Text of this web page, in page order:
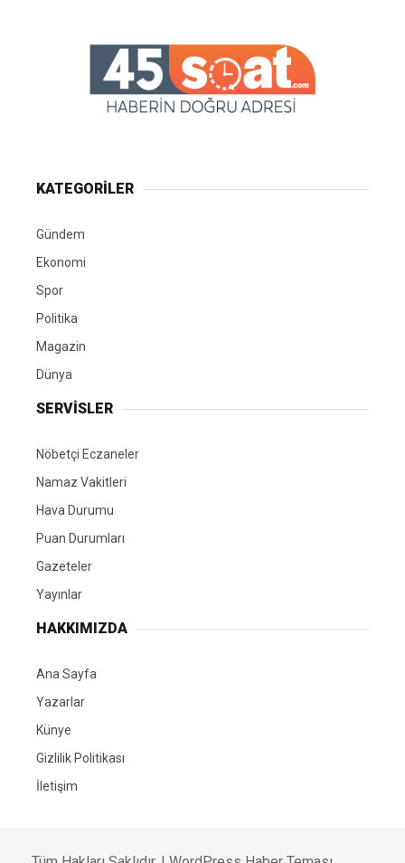
KATEGORİLER
Gündem
Ekonomi
Spor
Politika
Magazin
Dünya
SERVİSLER
Nöbetçi Eczaneler
Namaz Vakitleri
Hava Durumu
Puan Durumları
Gazeteler
Yayınlar
HAKKIMIZDA
Ana Sayfa
Yazarlar
Künye
Gizlilik Politikası
İletişim